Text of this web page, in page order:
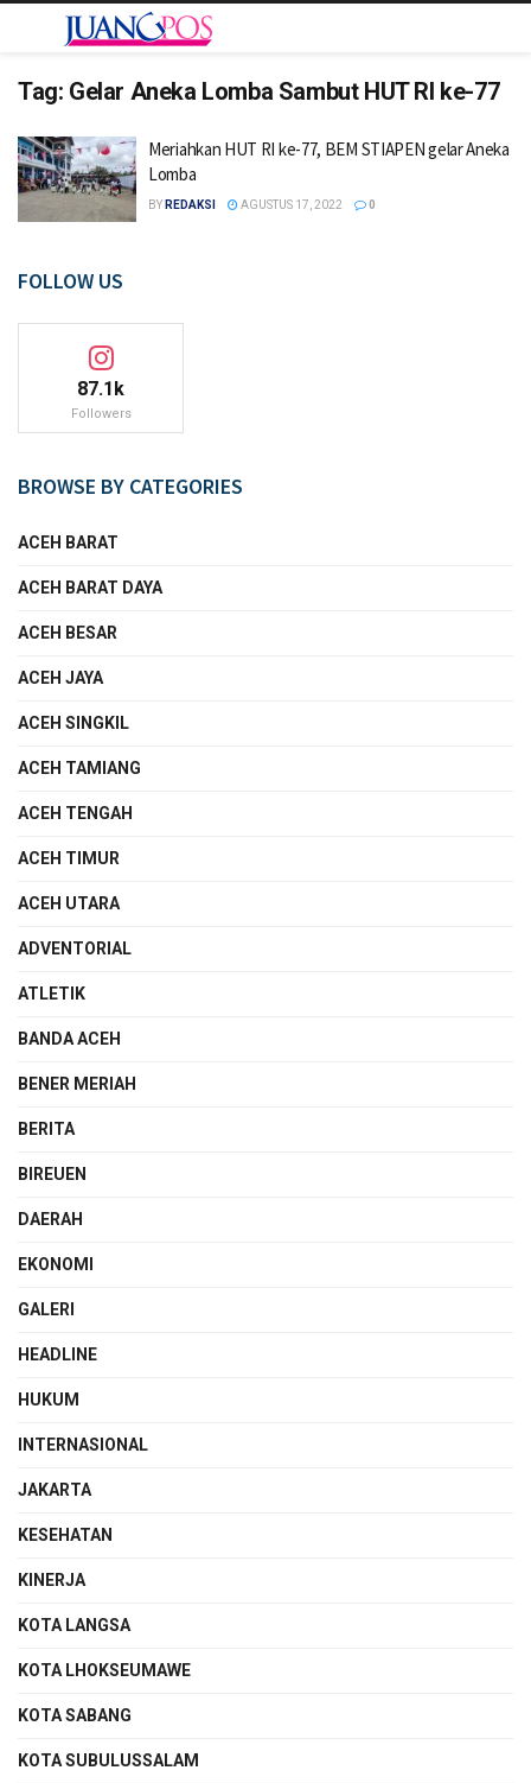
Tag: Gelar Aneka Lomba Sambut HUT RI ke-77
Meriahkan HUT RI ke-77, BEM STIAPEN gelar Aneka
Lomba
BY REDAKSI AGUSTUS 17, 2022 0
FOLLOW US
87.1k
Followers
BROWSE BY CATEGORIES
ACEH BARAT
ACEH BARAT DAYA
ACEH BESAR
ACEH JAYA
ACEH SINGKIL
ACEH TAMIANG
ACEH TENGAH
ACEH TIMUR
ACEH UTARA
ADVENTORIAL
ATLETIK
BANDA ACEH
BENER MERIAH
BERITA
BIREUEN
DAERAH
EKONOMI
GALERI
HEADLINE
HUKUM
INTERNASIONAL
JAKARTA
KESEHATAN
KINERJA
KOTA LANGSA
KOTA LHOKSEUMAWE
KOTA SABANG
KOTA SUBULUSSALAM